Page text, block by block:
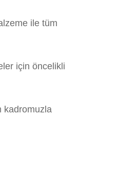
ile tüm
için öncelikli
kadromuzla